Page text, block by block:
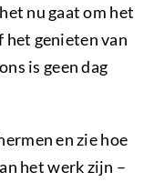
nu gaat om het
het genieten van
is geen dag
en zie hoe
het werk zijn –